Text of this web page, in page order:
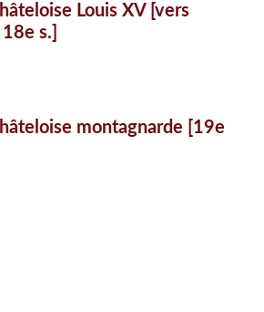
Louis XV [vers
s.]
montagnarde [19e